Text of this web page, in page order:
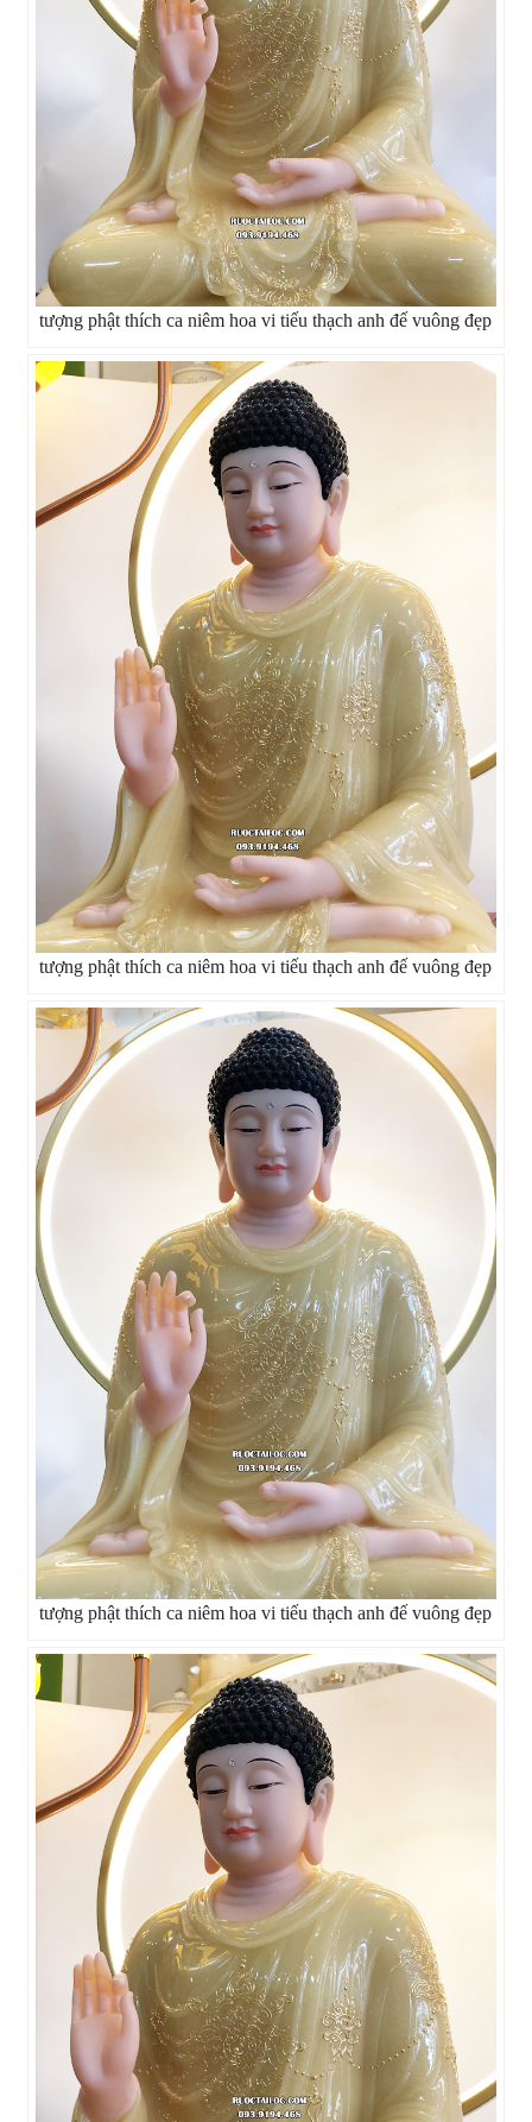
tượng phật thích ca niêm hoa vi tiếu thạch anh đế vuông đẹp
tượng phật thích ca niêm hoa vi tiếu thạch anh đế vuông đẹp
tượng phật thích ca niêm hoa vi tiếu thạch anh đế vuông đẹp